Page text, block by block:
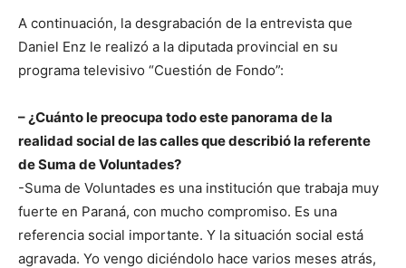
A continuación, la desgrabación de la entrevista que
Daniel Enz le realizó a la diputada provincial en su
programa televisivo “Cuestión de Fondo”:
– ¿Cuánto le preocupa todo este panorama de la
realidad social de las calles que describió la referente
de Suma de Voluntades?
-Suma de Voluntades es una institución que trabaja muy
fuerte en Paraná, con mucho compromiso. Es una
referencia social importante. Y la situación social está
agravada. Yo vengo diciéndolo hace varios meses atrás,